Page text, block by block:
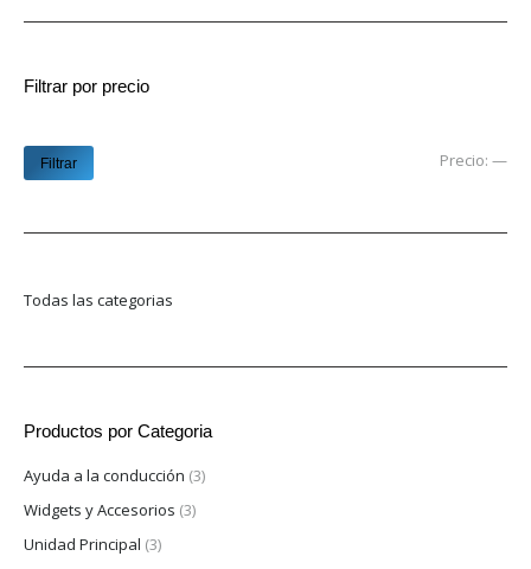
Filtrar por precio
Filtrar Precio: —
Todas las categorias
Productos por Categoria
Ayuda a la conducción (3)
Widgets y Accesorios (3)
Unidad Principal (3)